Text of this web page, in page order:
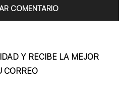
Y RECIBE LA MEJOR
CORREO